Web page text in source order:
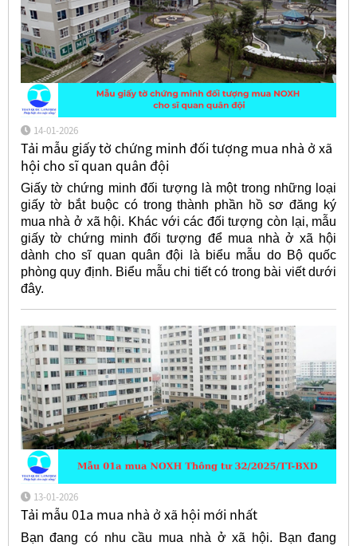
14-01-2026
Tải mẫu giấy tờ chứng minh đối tượng mua nhà ở xã
hội cho sĩ quan quân đội
Giấy tờ chứng minh đối tượng là một trong những loại
giấy tờ bắt buộc có trong thành phần hồ sơ đăng ký
mua nhà ở xã hội. Khác với các đối tượng còn lại, mẫu
giấy tờ chứng minh đối tượng để mua nhà ở xã hội
dành cho sĩ quan quân đội là biểu mẫu do Bộ quốc
phòng quy định. Biểu mẫu chi tiết có trong bài viết dưới
đây.
13-01-2026
Tải mẫu 01a mua nhà ở xã hội mới nhất
Bạn đang có nhu cầu mua nhà ở xã hội. Bạn đang